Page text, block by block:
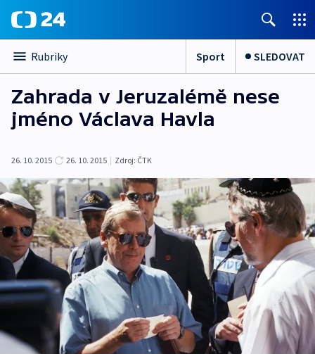
Rubriky Sport SLEDOVAT
Zahrada v Jeruzalémě nese
jméno Václava Havla
26. 10. 2015 26. 10. 2015 | Zdroj: ČTK